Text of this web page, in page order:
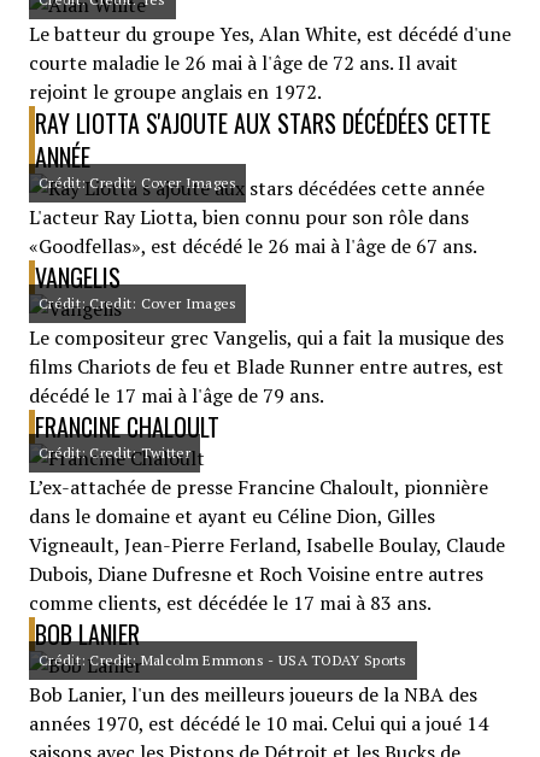
Le batteur du groupe Yes, Alan White, est décédé d'une
courte maladie le 26 mai à l'âge de 72 ans. Il avait
rejoint le groupe anglais en 1972.
RAY LIOTTA S'AJOUTE AUX STARS DÉCÉDÉES CETTE
ANNÉE
Crédit: Credit: Cover Images
L'acteur Ray Liotta, bien connu pour son rôle dans
«Goodfellas», est décédé le 26 mai à l'âge de 67 ans.
VANGELIS
Crédit: Credit: Cover Images
Le compositeur grec Vangelis, qui a fait la musique des
films Chariots de feu et Blade Runner entre autres, est
décédé le 17 mai à l'âge de 79 ans.
FRANCINE CHALOULT
Crédit: Credit: Twitter
L’ex-attachée de presse Francine Chaloult, pionnière
dans le domaine et ayant eu Céline Dion, Gilles
Vigneault, Jean-Pierre Ferland, Isabelle Boulay, Claude
Dubois, Diane Dufresne et Roch Voisine entre autres
comme clients, est décédée le 17 mai à 83 ans.
BOB LANIER
Crédit: Credit: Malcolm Emmons - USA TODAY Sports
Bob Lanier, l'un des meilleurs joueurs de la NBA des
années 1970, est décédé le 10 mai. Celui qui a joué 14